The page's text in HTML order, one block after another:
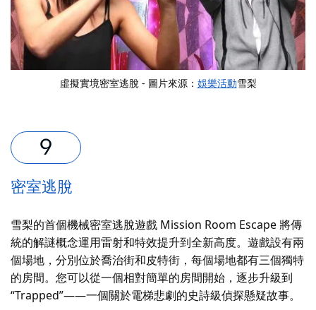
虛擬實境密室逃脫 - 圖片來源： 娛樂活動雪梨
密室逃脫
雪梨的首個機械密室逃脫遊戲 Mission Room Escape 將傳
統的解謎概念運用雷射和特效提升到全新高度。遊戲設有兩
個場地，分別位於喬治街和皮特街，每個場地都有三個獨特
的房間。您可以從一個相對簡單的房間開始，逐步升級到
“Trapped”——一個關於電梯悲劇的史詩級偵探懸疑故事。